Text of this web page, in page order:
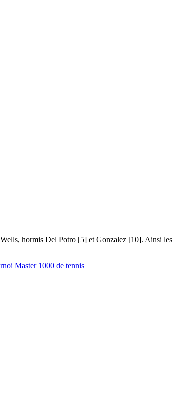
hormis Del Potro [5] et Gonzalez [10]. Ainsi les
Master 1000 de tennis